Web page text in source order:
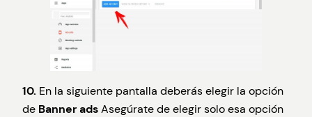
10. En la siguiente pantalla deberás elegir la opción
de Banner adsAsegúrate de elegir solo esa opción